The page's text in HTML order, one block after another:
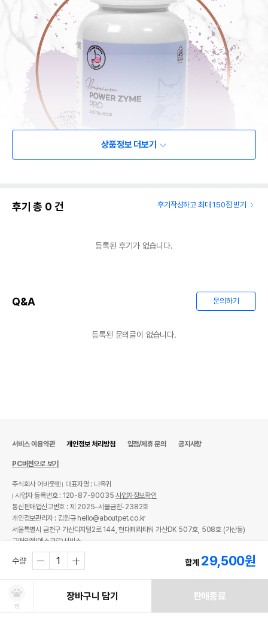
상품정보 더보기
후기 총 0 건 후기작성하고 최대 150점 받기
등록된 후기가 없습니다.
Q&A 문의하기
등록된 문의글이 없습니다.
수량 합계 29,500원
찜
장바구니 담기 판매종료
서비스 이용약관 개인정보 처리방침 입점/제휴 문의 공지사항
PC버전으로 보기
주식회사 어바웃펫
대표자명 : 나옥귀
사업자 등록번호 : 120-87-90035사업자정보확인
통신판매업신고번호 : 제 2025-서울금천-2382호
개인정보관리자 : 김원규 hello@aboutpet.co.kr
서울특별시 금천구 가산디지털2로 144, 현대테라타워 가산DK 507호, 508호 (가산동)
구매안전(에스크로)서비스
© copyright (c) www.aboutpet.co.kr all rights reserved.